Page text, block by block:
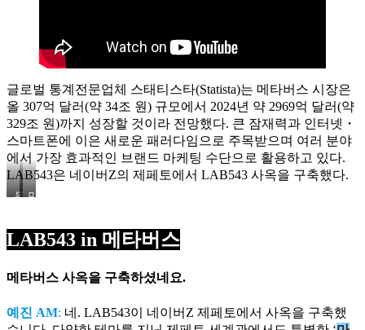
글로벌 통계전문업체 스태티스타(Statista)는 메타버스 시장은
올 307억 달러(약 34조 원) 규모에서 2024년 약 2969억 달러(약
329조 원)까지 성장할 것이라 전망했다. 큰 잠재력과 인터넷・
스마트폰에 이은 새로운 패러다임으로 주목받으며 여러 분야
에서 가장 효과적인 브랜드 마케팅 수단으로 활용하고 있다.
LAB543은 네이버Z의 제페토에서 LAB543 사옥을 구축했다.
문
AM(좌),
민
영
정
재
민
AM(좌),
문
진
정
재
LAB543 in 메타버스
메타버스 사옥을 구축하셨네요.
예진 AM: 네. LAB543이 네이버Z 제페토에서 사옥을 구축했